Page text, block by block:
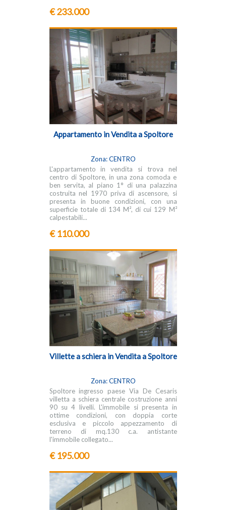
€ 233.000
Appartamento in Vendita a Spoltore
Zona: CENTRO
L'appartamento in vendita si trova nel
centro di Spoltore, in una zona comoda e
ben servita, al piano 1° di una palazzina
costruita nel 1970 priva di ascensore, si
presenta in buone condizioni, con una
superficie totale di 134 M², di cui 129 M²
calpestabili...
€ 110.000
Villette a schiera in Vendita a Spoltore
Zona: CENTRO
Spoltore ingresso paese Via De Cesaris
villetta a schiera centrale costruzione anni
90 su 4 livelli. L'immobile si presenta in
ottime condizioni, con doppia corte
esclusiva e piccolo appezzamento di
terreno di mq.130 c.a. antistante
l'immobile collegato...
€ 195.000